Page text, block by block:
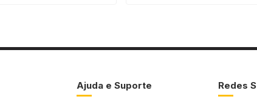
Ajuda e Suporte Redes